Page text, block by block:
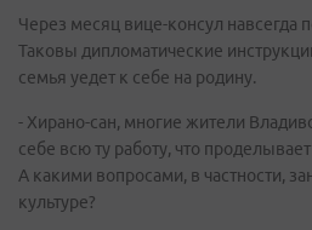
Через месяц вице-консул навсегда
Таковы дипломатические
семья уедет к себе на родину.
- Хирано-сан, многие жители
себе всю ту работу, что
А какими вопросами, в частности,
культуре?